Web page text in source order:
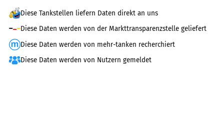
Diese Tankstellen liefern Daten direkt an uns
Diese Daten werden von der Markttransparenzstelle geliefert
Diese Daten werden von mehr-tanken recherchiert
Diese Daten werden von Nutzern gemeldet